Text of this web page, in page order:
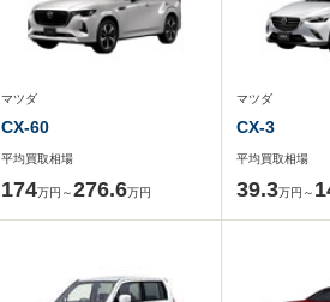
マツダ
CX-60
平均買取相場
174万円～276.6万円
マツダ
CX-3
平均買取相場
39.3万円～